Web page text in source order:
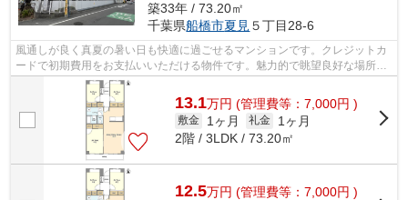
築33年 / 73.20㎡
千葉県船橋市夏見 ５丁目28-6
風通しが良く真夏の暑い日も快適に過ごせるマンションです。クレジットカ
ードで初期費用をお支払いいただける物件です。魅力的で眺望良好な場所で
す。エレベーター付き物件です。より...
13.1万円 (管理費等：7,000円 )
敷金 1ヶ月 礼金
1ヶ月
2階 / 3LDK / 73.20㎡
12.5万円 (管理費等：7,000円 )